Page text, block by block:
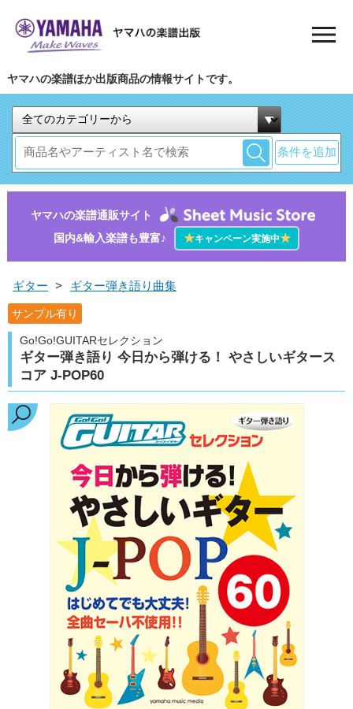
ヤマハの楽譜ほか出版商品の情報サイトです。
条件を追加
ヤマハの楽譜通販サイト
国内&輸入楽譜も豊富♪
★キャンペーン実施中★
ギター > ギター弾き語り曲集
サンプル有り
Go!Go!GUITARセレクション
ギター弾き語り 今日から弾ける！ やさしいギタース
コア J-POP60